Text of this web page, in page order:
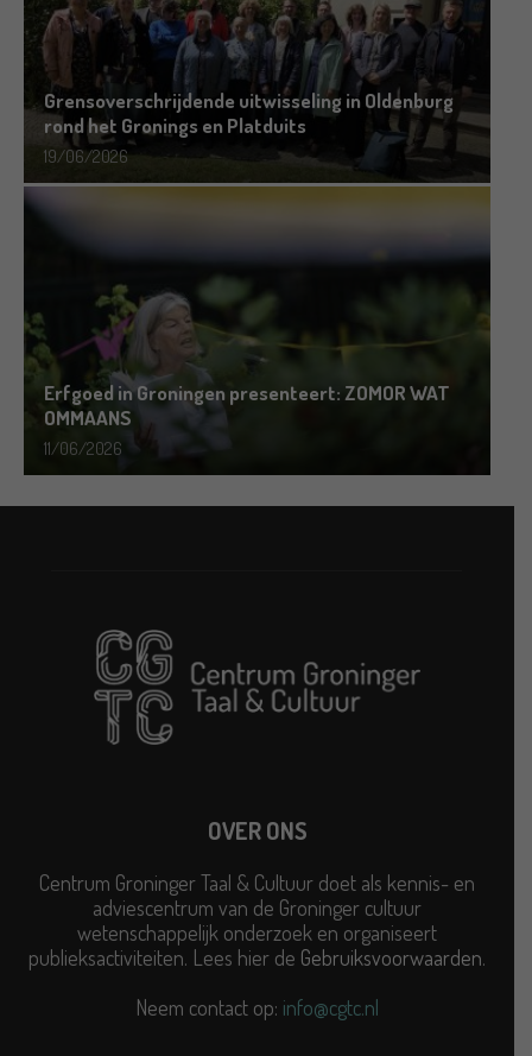
Grensoverschrijdende uitwisseling in Oldenburg
rond het Gronings en Platduits
19/06/2026
Erfgoed in Groningen presenteert: ZOMOR WAT
OMMAANS
11/06/2026
OVER ONS
Centrum Groninger Taal & Cultuur doet als kennis- en
adviescentrum van de Groninger cultuur
wetenschappelijk onderzoek en organiseert
publieksactiviteiten. Lees hier de Gebruiksvoorwaarden.
Neem contact op: info@cgtc.nl